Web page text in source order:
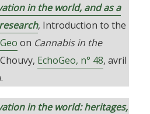
in the world, and as a
, Introduction to the
on Cannabis in the
EchoGeo, n° 48, avril
in the world: heritages,